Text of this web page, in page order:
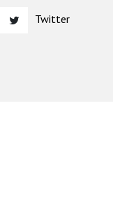
Twitter